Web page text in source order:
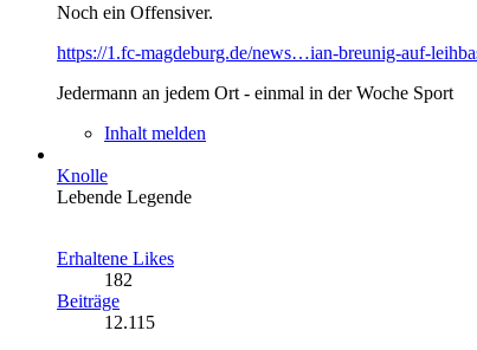
Noch ein Offensiver.
https://1.fc-magdeburg.de/news…ian-breunig-auf-
Jedermann an jedem Ort - einmal in der Woche Sport
Inhalt melden
Knolle
Lebende Legende
Erhaltene Likes
182
Beiträge
12.115